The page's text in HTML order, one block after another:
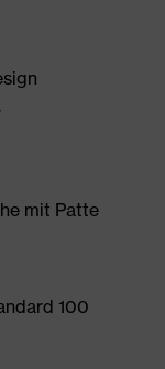
mit Patte
100